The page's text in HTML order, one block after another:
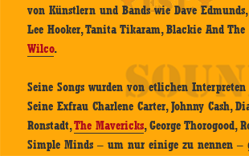
von Künstlern und Bands wie Dave
Lee Hooker, Tanita Tikaram, Blackie And The
Wilco.
Seine Songs wurden von etlichen
Seine Exfrau Charlene Carter, Johnny Cash,
Ronstadt,The Mavericks, George Thorogood,
Simple Minds – um nur einige zu nennen –